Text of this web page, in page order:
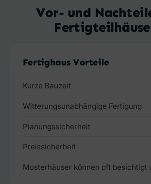
Vor- und
Fertighaus Vorteile
Kurze Bauzeit
Witterungsunabhängige Fertigung
Planungssicherheit
Preissicherheit
Musterhäuser können oft besichtigt